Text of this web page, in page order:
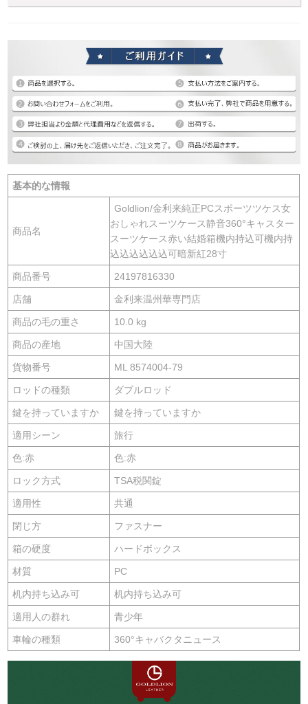
基本的な情報
商品名
Goldlion/金利来純正PCスポーツツケス女
おしゃれスーツケース静音360°キャスター
スーツケース赤い結婚箱機内持込可機内持
込込込込込込可暗新紅28寸
商品番号 24197816330
店舗 金利来温州華専門店
商品の毛の重さ 10.0 kg
商品の産地 中国大陸
貨物番号 ML 8574004-79
ロッドの種類 ダブルロッド
鍵を持っていますか 鍵を持っていますか
適用シーン 旅行
色:赤 色:赤
ロック方式 TSA税関錠
適用性 共通
閉じ方 ファスナー
箱の硬度 ハードボックス
材質 PC
机内持ち込み可 机内持ち込み可
適用人の群れ 青少年
車輪の種類 360°キャバクタニュース